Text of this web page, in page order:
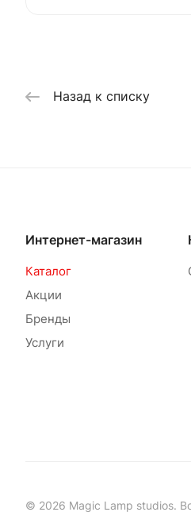
Назад к списку
Интернет-магазин
Каталог
Акции
Бренды
Услуги
© 2026 Magic Lamp studios.